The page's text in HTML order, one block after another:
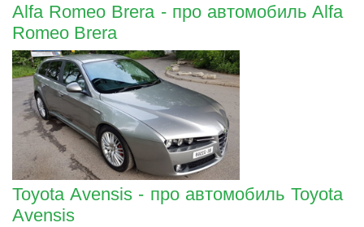
Alfa Romeo Brera - про автомобиль Alfa
Romeo Brera
Toyota Avensis - про автомобиль Toyota
Avensis